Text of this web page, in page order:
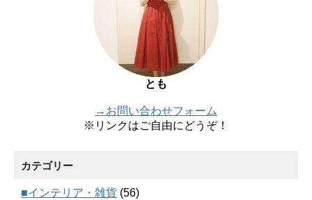
とも
→お問い合わせフォーム
※リンクはご自由にどうぞ！
カテゴリー
■インテリア・雑貨 (56)